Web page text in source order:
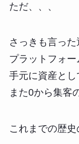
ただ、、、
さっきも言っ
プラットフォー
手元に資産とし
また0から集客
これまでの歴史